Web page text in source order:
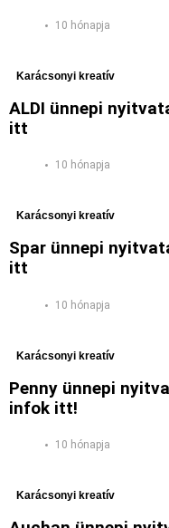
10 hónapja
Karácsonyi kreatív
ALDI ünnepi
itt
10 hónapja
Karácsonyi kreatív
Spar ünnepi
itt
10 hónapja
Karácsonyi kreatív
Penny ünnepi
infok itt!
10 hónapja
Karácsonyi kreatív